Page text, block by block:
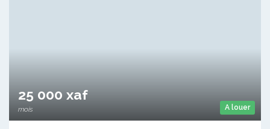
A louer
25 000 xaf
mois